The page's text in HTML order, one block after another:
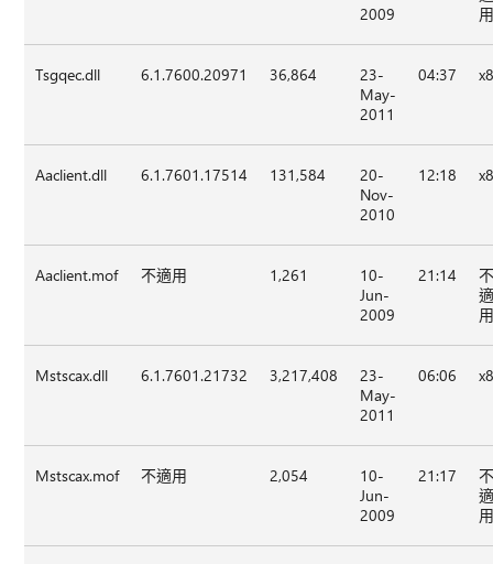
2009
Tsgqec.dll 6.1.7600.20971 36,864
23-
May-
2011
04:37
Aaclient.dll 6.1.7601.17514 131,584
20-
Nov-
2010
12:18
Aaclient.mof 不適用 1,261
10-
Jun-
2009
21:14
Mstscax.dll 6.1.7601.21732 3,217,408
23-
May-
2011
06:06
Mstscax.mof 不適用 2,054
10-
Jun-
2009
21:17